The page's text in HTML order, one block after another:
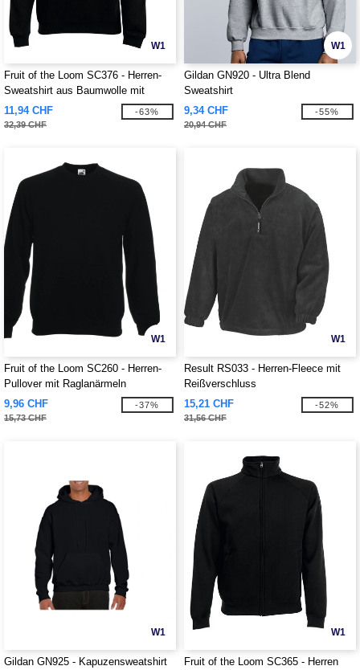
W1
Fruit of the Loom SC376 - Herren-
Sweatshirt aus Baumwolle mit
Reißverschluss
11,94 CHF
32,39 CHF
-63%
W1
Gildan GN920 - Ultra Blend
Sweatshirt
9,34 CHF
20,94 CHF
-55%
W1
Fruit of the Loom SC260 - Herren-
Pullover mit Raglanärmeln
9,96 CHF
15,73 CHF
-37%
W1
Result RS033 - Herren-Fleece mit
Reißverschluss
15,21 CHF
31,56 CHF
-52%
W1
Gildan GN925 - Kapuzensweatshirt
W1
Fruit of the Loom SC365 - Herren